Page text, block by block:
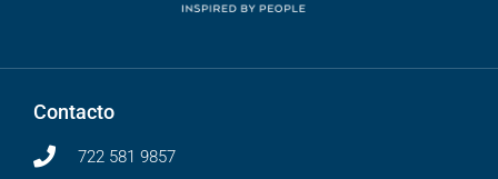
Contacto
722 581 9857